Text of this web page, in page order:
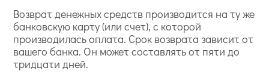
Возврат денежных средств производится на ту же
банковскую карту (или счет), с которой
производилась оплата. Срок возврата зависит от
вашего банка. Он может составлять от пяти до
тридцати дней.